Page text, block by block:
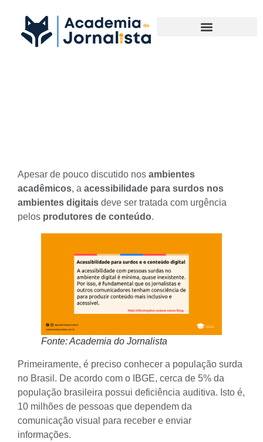
Apesar de pouco discutido nos ambientes
acadêmicos, a acessibilidade para surdos nos
ambientes digitais deve ser tratada com urgência
pelos produtores de conteúdo.
Fonte: Academia do Jornalista
Primeiramente, é preciso conhecer a população surda
no Brasil. De acordo com o IBGE, cerca de 5% da
população brasileira possui deficiência auditiva. Isto é,
10 milhões de pessoas que dependem da
comunicação visual para receber e enviar
informações.